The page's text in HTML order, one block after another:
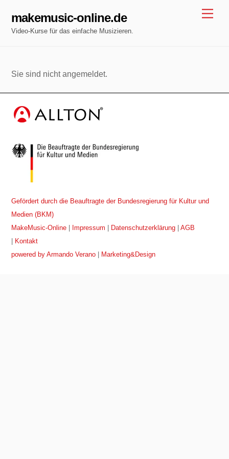
content
makemusic-online.de
Video-Kurse für das einfache Musizieren.
Sie sind nicht angemeldet.
Gefördert durch die Beauftragte der Bundesregierung für Kultur und
Medien (BKM)
MakeMusic-Online
Impressum Datenschutzerklärung |AGB
Kontakt
powered by Armando Verano
Marketing&Design